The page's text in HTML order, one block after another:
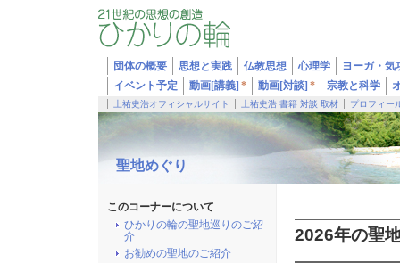
団体の概要 思想と実践 仏教思想 心理学
ヨーガ・気
イベント予定
動画[講義] * 動画[対談] * 宗教と科学
上祐史浩オフィシャルサイト 上祐史浩 書籍 対談 取材 プロフィー
聖地めぐり
2026年の聖
このコーナーについて
ひかりの輪の聖地巡りのご紹
介
お勧めの聖地のご紹介